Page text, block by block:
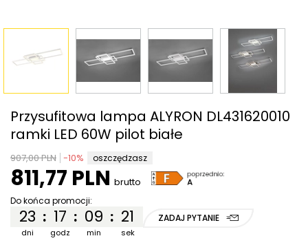
Przysufitowa lampa ALYRON DL431620010
ramki LED 60W pilot białe
907,00 PLN -10% oszczędzasz
811,77 PLN brutto
Do końca promocji:
:
dni
23 :
godz
17 :
min
09
sek
21 ZADAJ PYTANIE